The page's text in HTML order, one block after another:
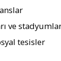
ve
tesisler